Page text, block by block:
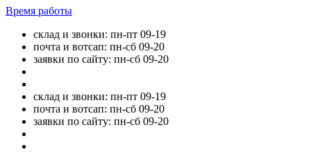
Время работы
склад и звонки: пн-пт 09-19
почта и вотсап: пн-сб 09-20
заявки по сайту: пн-сб 09-20
склад и звонки: пн-пт 09-19
почта и вотсап: пн-сб 09-20
заявки по сайту: пн-сб 09-20